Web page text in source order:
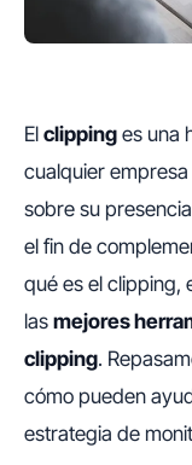
El clipping es una
cualquier
sobre su
el fin de
qué es el clipping,
las mejores
clipping.
cómo pueden
estrategia de